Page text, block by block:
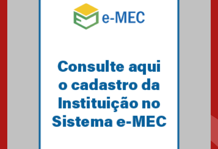
Mackenzie mobiliza campanha
solidária para apoiar famílias em
Minas Gerais
Primeiro culto do ano ressalta o
27.02.2026